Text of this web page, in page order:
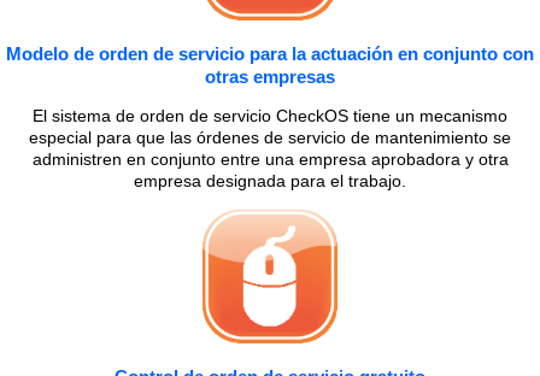
Modelo de orden de servicio para la actuación en conjunto con
otras empresas
El sistema de orden de servicio CheckOS tiene un mecanismo
especial para que las órdenes de servicio de mantenimiento se
administren en conjunto entre una empresa aprobadora y otra
empresa designada para el trabajo.